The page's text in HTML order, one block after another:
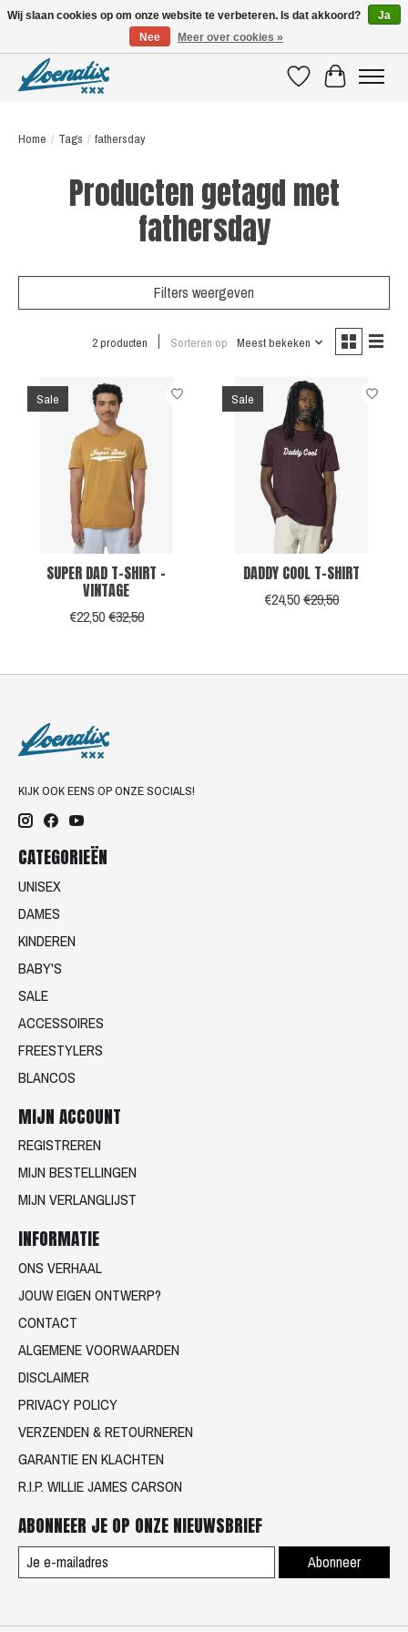
VerlanglijstWinkelwagen
Home / Tags / fathersday
Producten getagd met
fathersday
Filters weergeven
2 producten Sorteren op Meest bekeken
Sale
SUPER DAD T-SHIRT -
VINTAGE
€22,50€32,50
Sale
DADDY COOL T-SHIRT
€24,50€29,50
KIJK OOK EENS OP ONZE SOCIALS!
CATEGORIEËN
UNISEX
DAMES
KINDEREN
BABY'S
SALE
ACCESSOIRES
FREESTYLERS
BLANCOS
MIJN ACCOUNT
REGISTREREN
MIJN BESTELLINGEN
MIJN VERLANGLIJST
INFORMATIE
ONS VERHAAL
JOUW EIGEN ONTWERP?
CONTACT
ALGEMENE VOORWAARDEN
DISCLAIMER
PRIVACY POLICY
VERZENDEN & RETOURNEREN
GARANTIE EN KLACHTEN
R.I.P. WILLIE JAMES CARSON
ABONNEER JE OP ONZE NIEUWSBRIEF
Abonneer
Wij slaan cookies op om onze website te verbeteren. Is dat akkoord?
Ja
Nee
Meer over cookies »